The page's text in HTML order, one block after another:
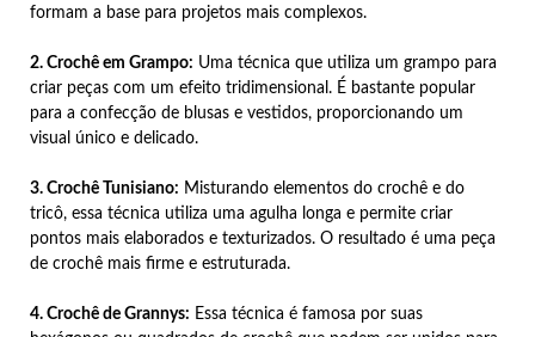
formam a base para projetos mais complexos.
2. Crochê em Grampo: Uma técnica que utiliza um grampo para
criar peças com um efeito tridimensional. É bastante popular
para a confecção de blusas e vestidos, proporcionando um
visual único e delicado.
3. Crochê Tunisiano: Misturando elementos do crochê e do
tricô, essa técnica utiliza uma agulha longa e permite criar
pontos mais elaborados e texturizados. O resultado é uma peça
de crochê mais firme e estruturada.
4. Crochê de Grannys: Essa técnica é famosa por suas